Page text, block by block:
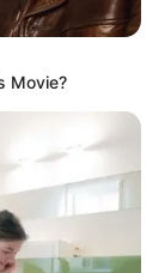
en
otros
Movie?